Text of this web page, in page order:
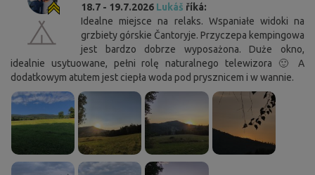
18.7 - 19.7.2026 Lukáš říká:
Idealne miejsce na relaks. Wspaniałe widoki na
grzbiety górskie Čantoryje. Przyczepa kempingowa
jest bardzo dobrze wyposażona. Duże okno,
idealnie usytuowane, pełni rolę naturalnego telewizora 🙂 A
dodatkowym atutem jest ciepła woda pod prysznicem i w wannie.